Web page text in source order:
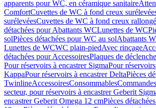
apparents pour WC, en céramique sanitaire
ComfortCuvettes de WC à fond creux
surélevéesCuvettes de WC à fond creux
détachées pour Abattants WCLunettes de WC
solPièces détachées pour WC au solAbattants
Lunettes de WCWC plain-piedAvec rinçage
détachées pour AccessoiresPlaques de
Pour réservoirs à encastrer SigmaPour
KappaPour réservoirs à encastrer DeltaPièces
TwinlineAccessoiresConsommables
secteur, pour réservoirs à encastrer Geberit
encastrer Geberit Omega 12 cmPièces